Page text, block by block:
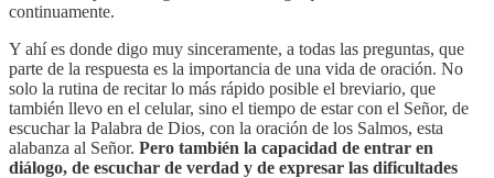
continuamente.
Y ahí es donde digo muy sinceramente, a todas las preguntas, que
parte de la respuesta es la importancia de una vida de oración. No
solo la rutina de recitar lo más rápido posible el breviario, que
también llevo en el celular, sino el tiempo de estar con el Señor, de
escuchar la Palabra de Dios, con la oración de los Salmos, esta
alabanza al Señor. Pero también la capacidad de entrar en
diálogo, de escuchar de verdad y de expresar las dificultades